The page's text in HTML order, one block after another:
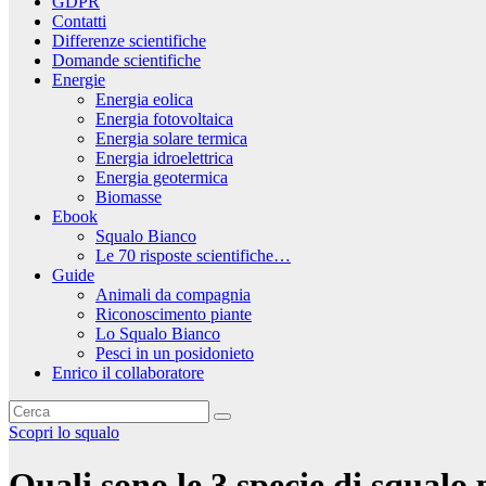
Contatti
Differenze scientifiche
Domande scientifiche
Energie
Energia eolica
Energia fotovoltaica
Energia solare termica
Energia idroelettrica
Energia geotermica
Biomasse
Ebook
Squalo Bianco
Le 70 risposte scientifiche…
Guide
Animali da compagnia
Riconoscimento piante
Lo Squalo Bianco
Pesci in un posidonieto
Enrico il collaboratore
Scopri lo squalo